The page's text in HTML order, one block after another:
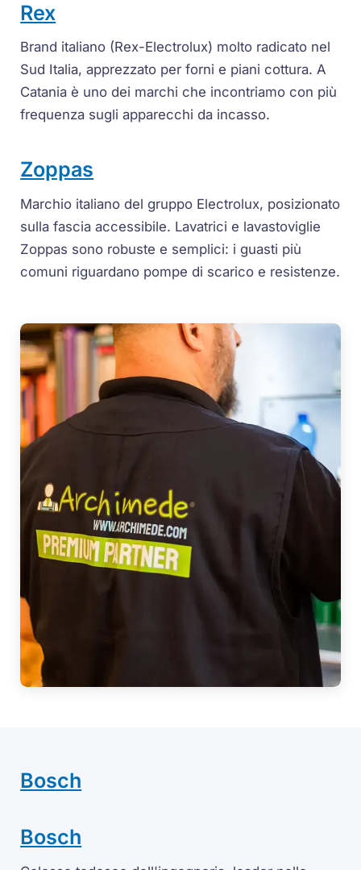
Rex
Brand italiano (Rex-Electrolux) molto radicato nel
Sud Italia, apprezzato per forni e piani cottura. A
Catania è uno dei marchi che incontriamo con più
frequenza sugli apparecchi da incasso.
Zoppas
Marchio italiano del gruppo Electrolux, posizionato
sulla fascia accessibile. Lavatrici e lavastoviglie
Zoppas sono robuste e semplici: i guasti più
comuni riguardano pompe di scarico e resistenze.
Bosch
Bosch